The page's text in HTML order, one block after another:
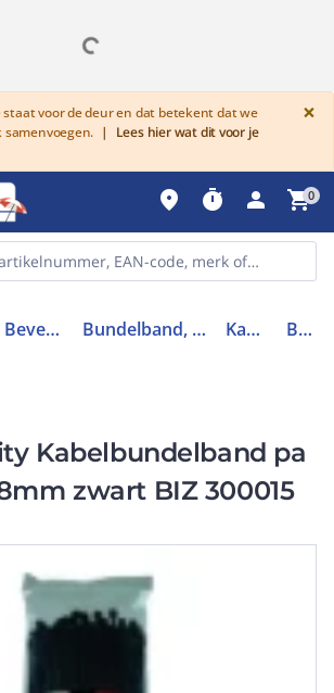
staat voor de deur en dat betekent dat we
|
Lees hier wat dit voor je
×
place timer person shopping_cart0
Bevestigingsmaterialen Bundelband, klittenband, spanband en Tapes Kabelbundelband BIZ 300015
Kabelbundelband pa
zwart BIZ 300015